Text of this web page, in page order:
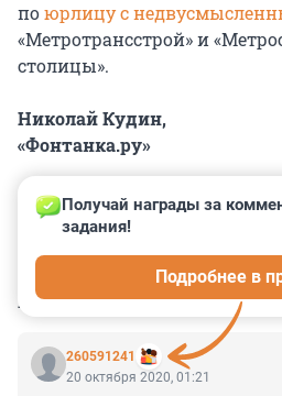
поюрлицу с
«Метротрансстрой» и
столицы».
Николай Кудин,
«Фонтанка.ру»
КОММЕНТАРИИ 5
260591241
Получай награды за
задания!
Подробнее в
20 октября 2020, 01:21